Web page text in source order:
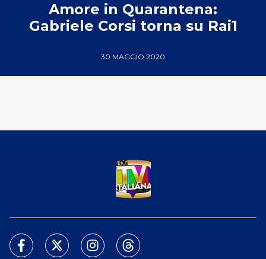
Amore in Quarantena:
Gabriele Corsi torna su Rai1
30 MAGGIO 2020